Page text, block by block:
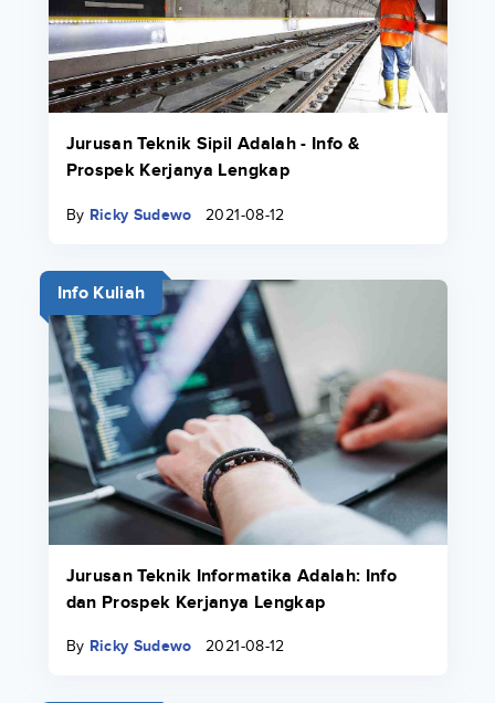
Jurusan Teknik Sipil Adalah - Info &
Prospek Kerjanya Lengkap
By Ricky Sudewo 2021-08-12
Info Kuliah
Jurusan Teknik Informatika Adalah: Info
dan Prospek Kerjanya Lengkap
By Ricky Sudewo 2021-08-12